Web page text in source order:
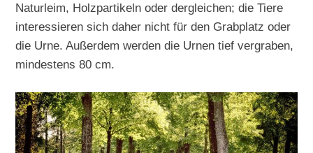
Naturleim, Holzpartikeln oder dergleichen; die Tiere
interessieren sich daher nicht für den Grabplatz oder
die Urne. Außerdem werden die Urnen tief vergraben,
mindestens 80 cm.